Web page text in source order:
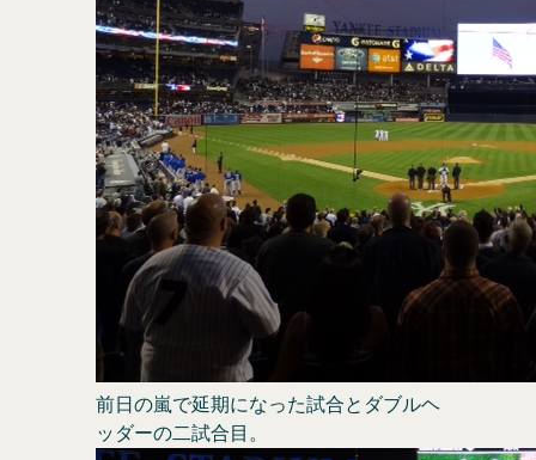
前日の嵐で延期になった試合とダブルヘ
ッダーの二試合目。